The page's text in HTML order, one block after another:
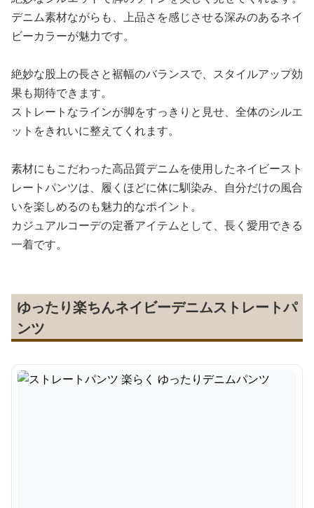
デニム素材ながらも、上品さを感じさせる深みのあるネイ
ビーカラーが魅力です。
絶妙な股上の長さと裾幅のバランスで、スタイルアップ効
果も期待できます。
ストレートなラインが脚をすっきりと見せ、全体のシルエ
ットをきれいに整えてくれます。
素材にもこだわった高品質デニムを使用したネイビースト
レートパンツは、履くほどに体に馴染み、自分だけの風合
いを楽しめるのも魅力的なポイント。
カジュアルコーデの定番アイテムとして、長く愛用できる
一着です。
ゆったり楽ちんネイビーデニムストレートパ
ンツ